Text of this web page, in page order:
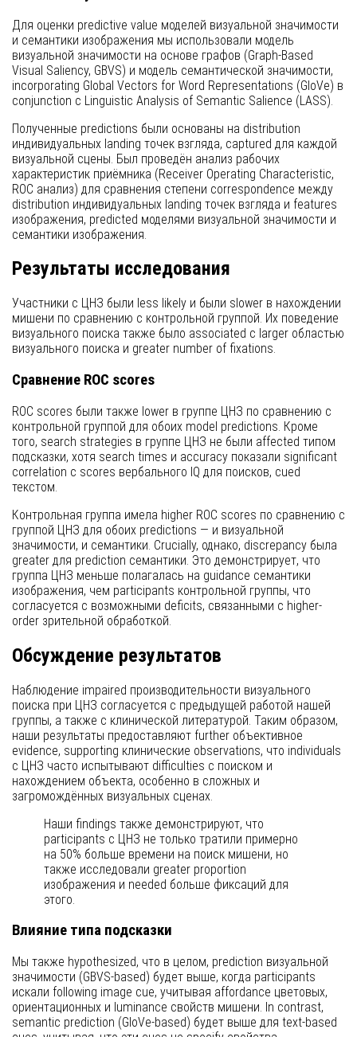
Для оценки predictive value моделей визуальной значимости
и семантики изображения мы использовали модель
визуальной значимости на основе графов (Graph-Based
Visual Saliency, GBVS) и модель семантической значимости,
incorporating Global Vectors for Word Representations (GloVe) в
conjunction с Linguistic Analysis of Semantic Salience (LASS).
Полученные predictions были основаны на distribution
индивидуальных landing точек взгляда, captured для каждой
визуальной сцены. Был проведён анализ рабочих
характеристик приёмника (Receiver Operating Characteristic,
ROC анализ) для сравнения степени correspondence между
distribution индивидуальных landing точек взгляда и features
изображения, predicted моделями визуальной значимости и
семантики изображения.
Результаты исследования
Участники с ЦНЗ были less likely и были slower в нахождении
мишени по сравнению с контрольной группой. Их поведение
визуального поиска также было associated с larger областью
визуального поиска и greater number of fixations.
Сравнение ROC scores
ROC scores были также lower в группе ЦНЗ по сравнению с
контрольной группой для обоих model predictions. Кроме
того, search strategies в группе ЦНЗ не были affected типом
подсказки, хотя search times и accuracy показали significant
correlation с scores вербального IQ для поисков, cued
текстом.
Контрольная группа имела higher ROC scores по сравнению с
группой ЦНЗ для обоих predictions — и визуальной
значимости, и семантики. Crucially, однако, discrepancy была
greater для prediction семантики. Это демонстрирует, что
группа ЦНЗ меньше полагалась на guidance семантики
изображения, чем participants контрольной группы, что
согласуется с возможными deficits, связанными с higher-
order зрительной обработкой.
Обсуждение результатов
Наблюдение impaired производительности визуального
поиска при ЦНЗ согласуется с предыдущей работой нашей
группы, а также с клинической литературой. Таким образом,
наши результаты предоставляют further объективное
evidence, supporting клинические observations, что individuals
с ЦНЗ часто испытывают difficulties с поиском и
нахождением объекта, особенно в сложных и
загромождённых визуальных сценах.
Наши findings также демонстрируют, что
participants с ЦНЗ не только тратили примерно
на 50% больше времени на поиск мишени, но
также исследовали greater proportion
изображения и needed больше фиксаций для
этого.
Влияние типа подсказки
Мы также hypothesized, что в целом, prediction визуальной
значимости (GBVS-based) будет выше, когда participants
искали following image cue, учитывая affordance цветовых,
ориентационных и luminance свойств мишени. In contrast,
semantic prediction (GloVe-based) будет выше для text-based